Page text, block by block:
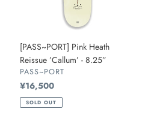
[PASS~PORT] Pink Heath
Reissue ’Callum’ - 8.25”
販
売
PASS~PORT
通
常
価
¥16,500
SOLD OUT